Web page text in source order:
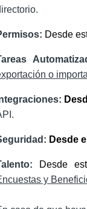
Desde
o
Desde
Desde
y